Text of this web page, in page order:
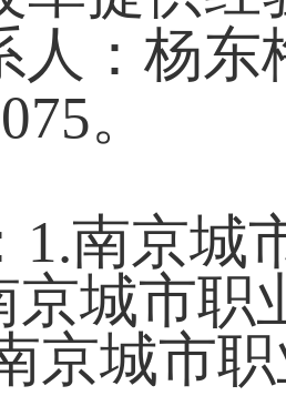
织结项
级学院
经验不
交流推
革提供